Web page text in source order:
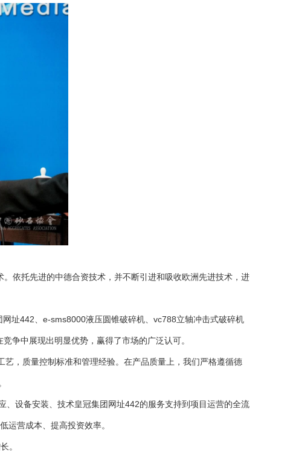
依托先进的中德合资技术，并不断引进和吸收欧洲先进技术，进
网址442 、e-sms8000液压圆锥破碎机 、vc788立轴冲击式破碎机
争中展现出明显优势，赢得了市场的广泛认可。
，质量控制标准和管理经验。在产品质量上，我们严格遵循德
设备安装、技术皇冠集团网址442的服务支持到项目运营的全流
运营成本、提高投资效率。
。